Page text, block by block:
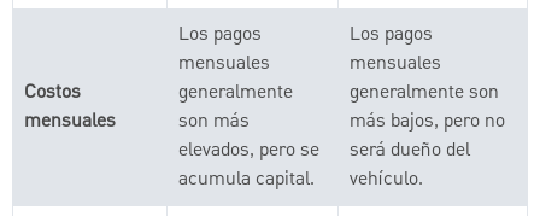
Costos
mensuales
Los pagos
mensuales
generalmente
son más
elevados, pero se
acumula capital.
Los pagos
mensuales
generalmente son
más bajos, pero no
será dueño del
vehículo.